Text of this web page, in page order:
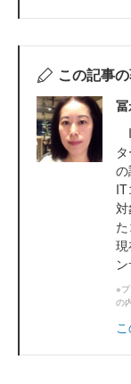
この記事
冨
IT
※
の